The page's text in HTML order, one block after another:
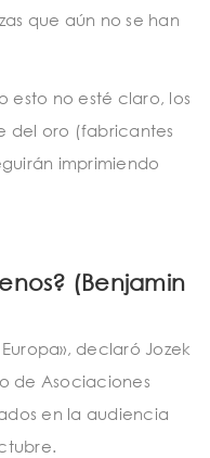
que aún no se han
esto no esté claro, los
del oro (fabricantes
imprimiendo
(Benjamin
declaró Jozek
de Asociaciones
en la audiencia